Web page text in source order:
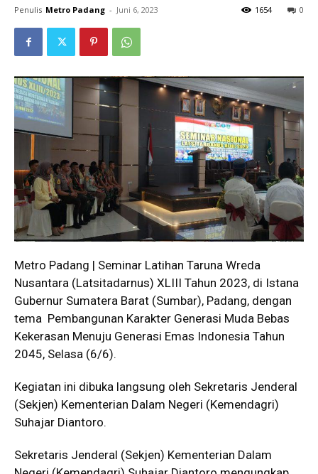
Penulis Metro Padang - Juni 6, 2023 0
1654
Metro Padang | Seminar Latihan Taruna Wreda
Nusantara (Latsitadarnus) XLIII Tahun 2023, di Istana
Gubernur Sumatera Barat (Sumbar), Padang, dengan
tema Pembangunan Karakter Generasi Muda Bebas
Kekerasan Menuju Generasi Emas Indonesia Tahun
2045, Selasa (6/6).
Kegiatan ini dibuka langsung oleh Sekretaris Jenderal
(Sekjen) Kementerian Dalam Negeri (Kemendagri)
Suhajar Diantoro.
Sekretaris Jenderal (Sekjen) Kementerian Dalam